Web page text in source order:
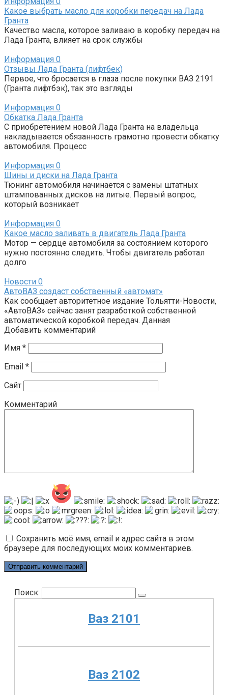
Какое выбрать масло для коробки передач на Лада
Гранта
Качество масла, которое заливаю в коробку передач на
Лада Гранта, влияет на срок службы
Информация 0
Отзывы Лада Гранта (лифтбек)
Первое, что бросается в глаза после покупки ВАЗ 2191
(Гранта лифтбэк), так это взгляды
Информация 0
Обкатка Лада Гранта
С приобретением новой Лада Гранта на владельца
накладывается обязанность грамотно провести обкатку
автомобиля. Процесс
Информация 0
Шины и диски на Лада Гранта
Тюнинг автомобиля начинается с замены штатных
штампованных дисков на литые. Первый вопрос,
который возникает
Информация 0
Какое масло заливать в двигатель Лада Гранта
Мотор — сердце автомобиля за состоянием которого
нужно постоянно следить. Чтобы двигатель работал
долго
Новости 0
АвтоВАЗ создаст собственный «автомат»
Как сообщает авторитетное издание Тольятти-Новости,
«АвтоВАЗ» сейчас занят разработкой собственной
автоматической коробкой передач. Данная
Добавить комментарий
Имя *
Email *
Сайт
Комментарий
Сохранить моё имя, email и адрес сайта в этом
браузере для последующих моих комментариев.
Поиск:
Ваз 2101
Ваз 2102